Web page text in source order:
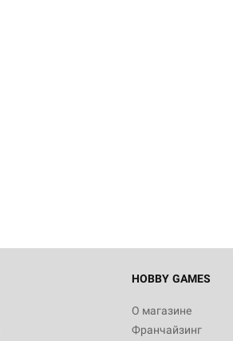
HOBBY GAMES
О магазине
Франчайзинг
Белая смерть
12 990